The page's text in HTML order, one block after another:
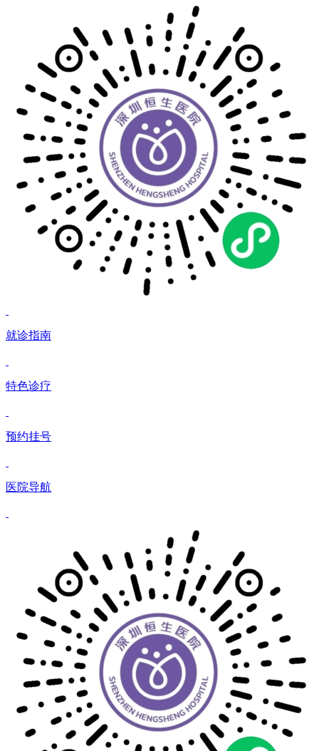
就诊指南
特色诊疗
预约挂号
医院导航